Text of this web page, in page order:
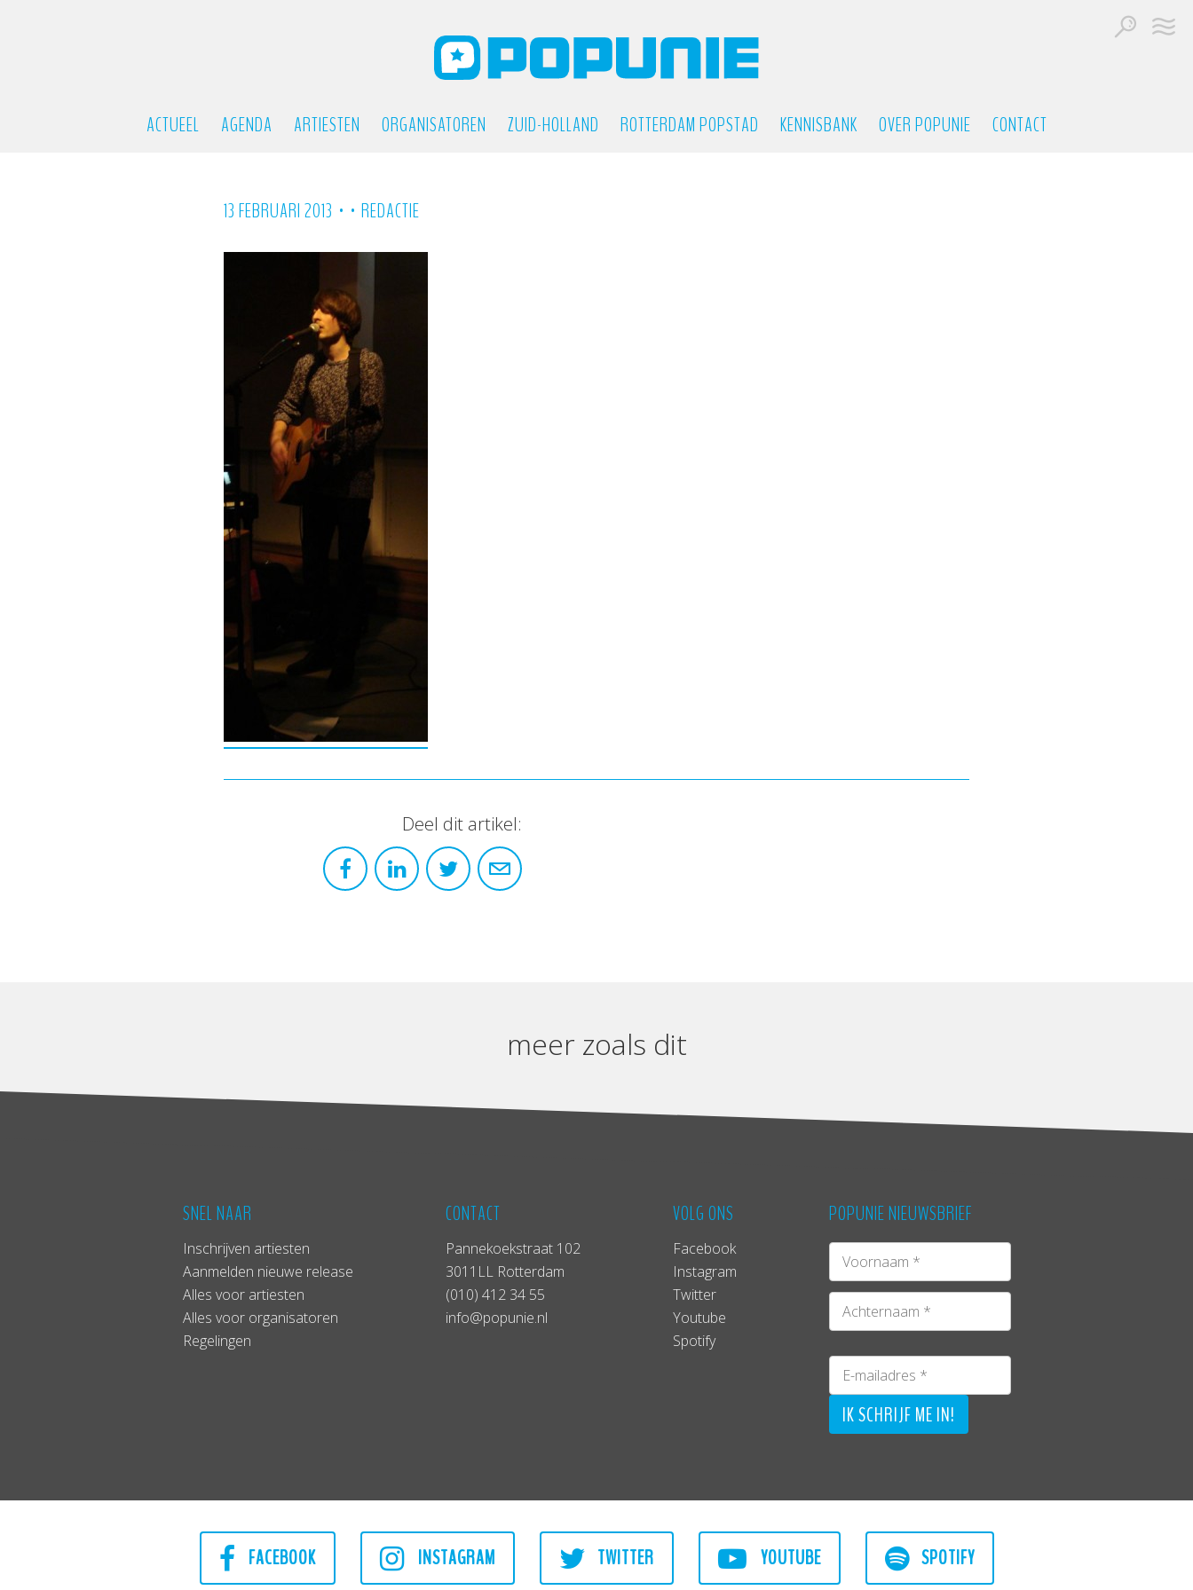
ACTUEEL AGENDA ARTIESTEN ORGANISATOREN ZUID-HOLLAND ROTTERDAM POPSTAD KENNISBANK OVER POPUNIE CONTACT
13 FEBRUARI 2013 • • REDACTIE
Deel dit artikel:
meer zoals dit
SNEL NAAR
Inschrijven artiesten
Aanmelden nieuwe release
Alles voor artiesten
Alles voor organisatoren
Regelingen
CONTACT
Pannekoekstraat 102
3011LL Rotterdam
(010) 412 34 55
info@popunie.nl
VOLG ONS
Facebook
Instagram
Twitter
Youtube
Spotify
POPUNIE NIEUWSBRIEF
FACEBOOK INSTAGRAM TWITTER YOUTUBE SPOTIFY